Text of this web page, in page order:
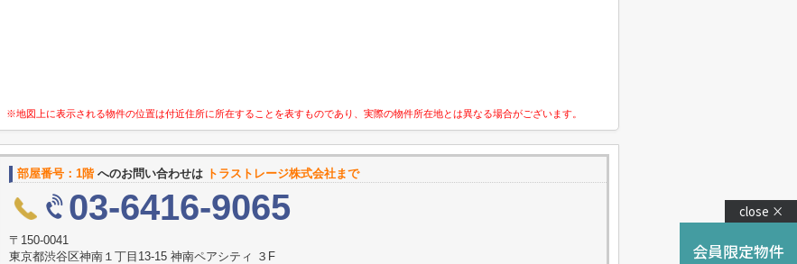
close ×
会員限定物件
※地図上に表示される物件の位置は付近住所に所在することを表すものであり、実際の物件所在地とは異なる場合がございます。
部屋番号：1階へのお問い合わせは トラストレージ株式会社まで
03-6416-9065
〒150-0041
東京都渋谷区神南１丁目13-15 神南ペアシティ ３F